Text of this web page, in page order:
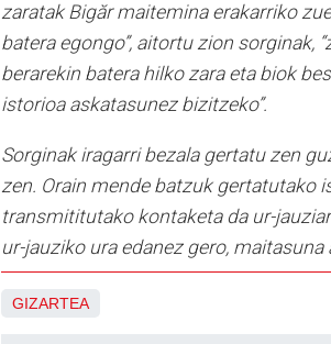
zaratak Bigăr maitemina erakarriko
batera egongo”, aitortu zion sorginak,
berarekin batera hilko zara eta biok
istorioa askatasunez bizitzeko”.
Sorginak iragarri bezala gertatu zen
zen. Orain mende batzuk gertatutako
transmititutako kontaketa da ur-
ur-jauziko ura edanez gero,
GIZARTEA